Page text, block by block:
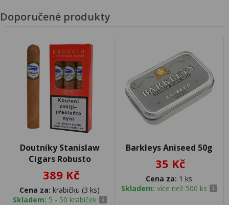
Doporučené produkty
Doutníky Stanislaw
Cigars Robusto
389 Kč
Cena za: krabičku (3 ks)
Skladem: 5 - 50 krabiček
Barkleys Aniseed 50g
35 Kč
Cena za: 1 ks
Skladem: více než 500 ks